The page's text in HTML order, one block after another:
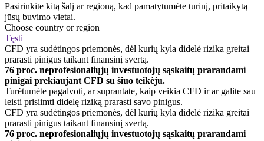
Pasirinkite kitą šalį ar regioną, kad pamatytumėte turinį, pritaikytą
jūsų buvimo vietai.
Choose country or region
Tęsti
CFD yra sudėtingos priemonės, dėl kurių kyla didelė rizika greitai
prarasti pinigus taikant finansinį svertą.
76 proc. neprofesionaliųjų investuotojų sąskaitų prarandami
pinigai prekiaujant CFD su šiuo teikėju.
Turėtumėte pagalvoti, ar suprantate, kaip veikia CFD ir ar galite sau
leisti prisiimti didelę riziką prarasti savo pinigus.
CFD yra sudėtingos priemonės, dėl kurių kyla didelė rizika greitai
prarasti pinigus taikant finansinį svertą.
76 proc. neprofesionaliųjų investuotojų sąskaitų prarandami